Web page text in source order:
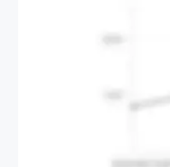
フリーランス・
外国人エンジニ
エンジニア組織